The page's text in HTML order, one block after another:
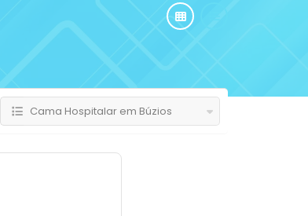
Cama Hospitalar em Búzios